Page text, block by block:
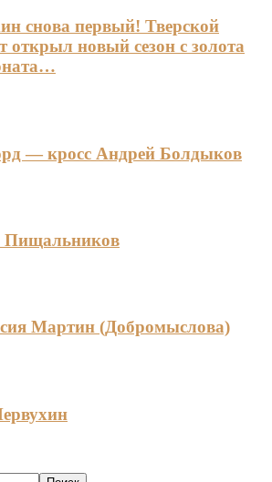
снова первый! Тверской
открыл новый сезон с золота
— кросс Андрей Болдыков
Пищальников
Мартин (Добромыслова)